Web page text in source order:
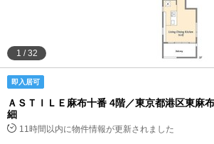
通勤通学時間
物件特集から
不動産会社から
1 /32
即入居可
ＡＳＴＩＬＥ麻布十番 4階／東京都港区東麻
細
11時間以内に物件情報が更新されました